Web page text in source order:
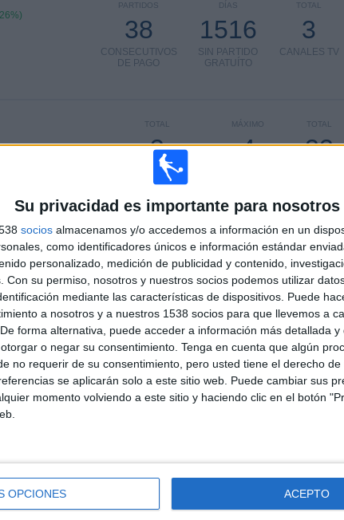
Su privacidad es importante para nosotros
socios almacenamos y/o accedemos a información en un
como identificadores únicos e información estándar
personalizado, medición de publicidad y contenido,
Con su permiso, nosotros y nuestros socios podemos utilizar
mediante las características de dispositivos. Puede
a nosotros y a nuestros 1538 socios para que llevemos a
forma alternativa, puede acceder a información más detallada y
o negar su consentimiento. Tenga en cuenta que algún
no requerir de su consentimiento, pero usted tiene el derecho
se aplicarán solo a este sitio web. Puede cambiar sus
momento volviendo a este sitio y haciendo clic en el botón
OPCIONES ACEPTO
TOTAL
3
CANALES TV
DÍAS
1516
SIN PARTIDO
GRATUÍTO
PARTIDOS
38
CONSECUTIVOS
DE PAGO
TOTAL
22
MÁXIMO
4
TOTAL
3
COMPETICIONES
RANKING POR COMPETICIONES
Serie B Italiana
36 (78.26%)
Serie C
8 (17.39%)
Coppa Italia
2 (4.35%)
Ver ranking completo
POR DÍA DE LA SEMANA
DE PARTIDOS POR MES
JUNIO JULIO AGOSTO SEPTIEMBRE OCTUBRE NOVIEMBRE DICIEMBRE